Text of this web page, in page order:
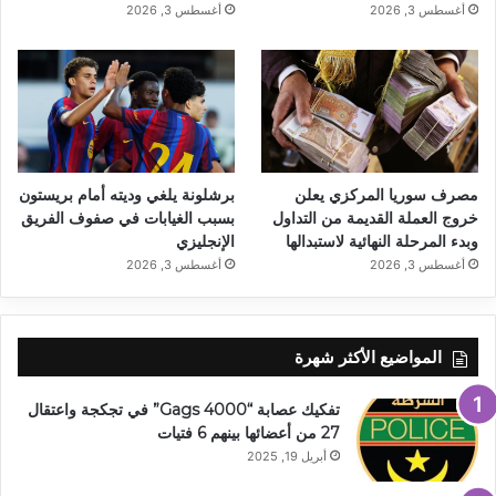
أغسطس 3, 2026 أغسطس 3, 2026
مصرف سوريا المركزي يعلن
خروج العملة القديمة من التداول
وبدء المرحلة النهائية لاستبدالها
أغسطس 3, 2026
برشلونة يلغي وديته أمام بريستون
بسبب الغيابات في صفوف الفريق
الإنجليزي
أغسطس 3, 2026
المواضيع الأكثر شهرة
تفكيك عصابة “4000 Gags” في تجكجة واعتقال
27 من أعضائها بينهم 6 فتيات
أبريل 19, 2025